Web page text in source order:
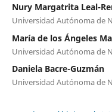
Nury Margatrita Leal-
Universidad Autónoma de
María de los Ángeles
Universidad Autónoma de
Daniela Bacre-Guzmán
Universidad Autónoma de